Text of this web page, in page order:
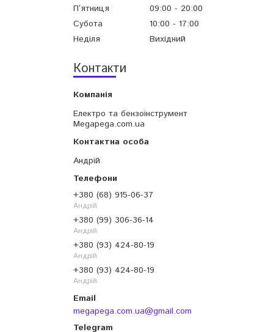
Пʼятниця
09:00
20:00
Субота
10:00
17:00
Неділя
Вихідний
Контакти
Електро та бензоінструмент
Megapega.com.ua
Андрій
+380 (68) 915-06-37
Андрій
+380 (99) 306-36-14
Андрій
+380 (93) 424-80-19
Андрій
+380 (93) 424-80-19
Андрій
megapega.com.ua@gmail.com